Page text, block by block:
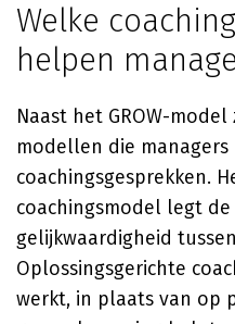
Welke
helpen
Naast het GROW-
modellen die
coachingsgesprekken.
coachingsmodel legt
gelijkwaardigheid
Oplossingsgerichte
werkt, in plaats van op